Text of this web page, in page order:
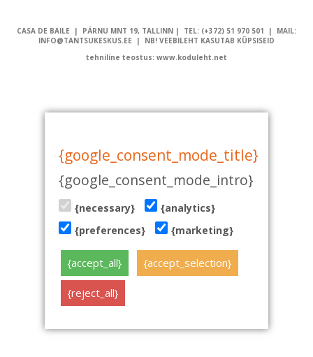
CASA DE BAILE | PÄRNU MNT 19, TALLINN | TEL: (+372) 51 970 501 | MAIL:
INFO@TANTSUKESKUS.EE | NB! VEEBILEHT KASUTAB KÜPSISEID
tehniline teostus: www.koduleht.net
{google_consent_mode_title}
{google_consent_mode_intro}
{necessary}
{analytics}
{preferences}
{marketing}
{accept_all} {accept_selection}
{reject_all}